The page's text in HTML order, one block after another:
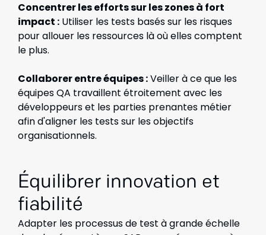
Concentrer les efforts sur les zones à fort
impact : Utiliser les tests basés sur les risques
pour allouer les ressources là où elles comptent
le plus.
Collaborer entre équipes :Veiller à ce que les
équipes QA travaillent étroitement avec les
développeurs et les parties prenantes métier
afin d'aligner les tests sur les objectifs
organisationnels.
Équilibrer innovation et
fiabilité
Adapter les processus de test à grande échelle